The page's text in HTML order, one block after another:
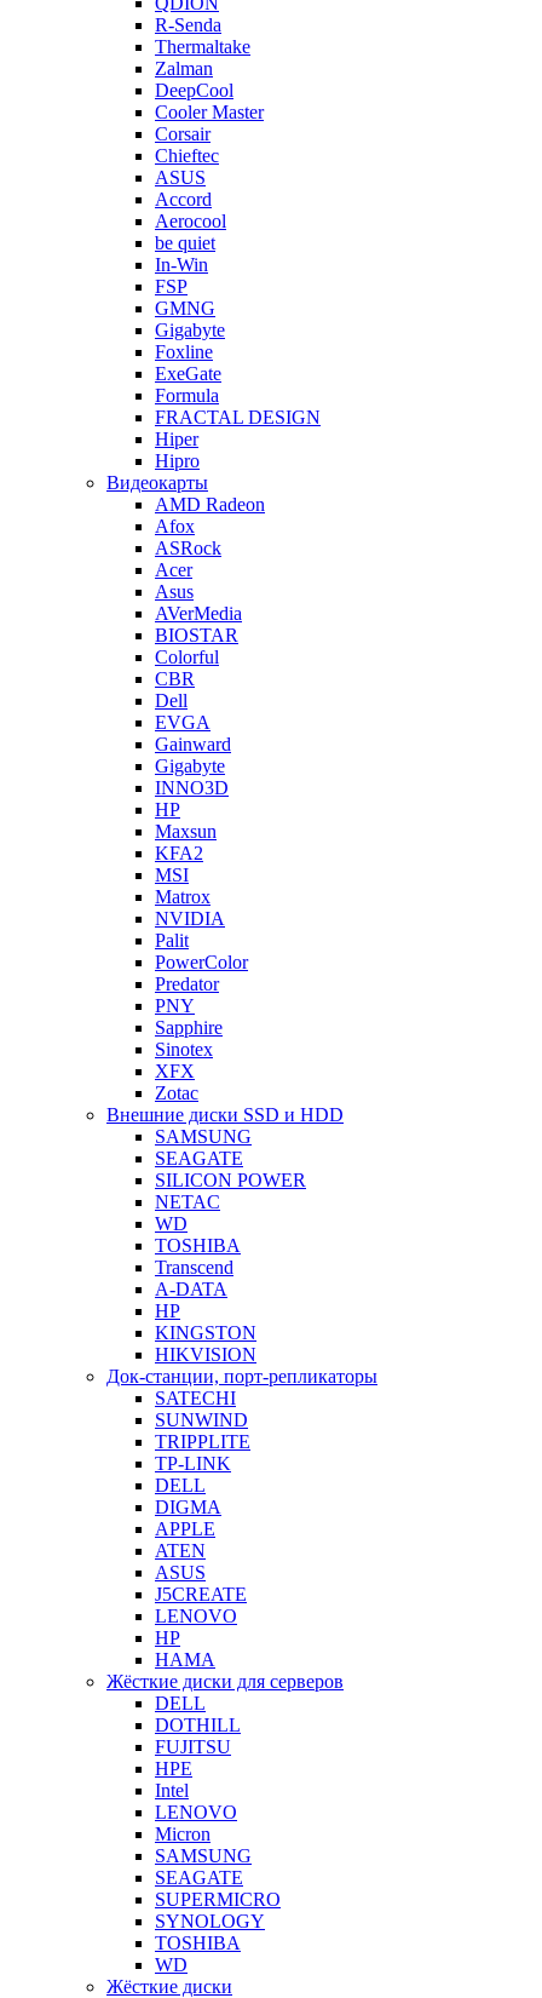
R-Senda
Thermaltake
Zalman
DeepCool
Cooler Master
Corsair
Chieftec
ASUS
Accord
Aerocool
be quiet
In-Win
FSP
GMNG
Gigabyte
Foxline
ExeGate
Formula
FRACTAL DESIGN
Hiper
Hipro
Видеокарты
AMD Radeon
Afox
ASRock
Acer
Asus
AVerMedia
BIOSTAR
Colorful
CBR
Dell
EVGA
Gainward
Gigabyte
INNO3D
HP
Maxsun
KFA2
MSI
Matrox
NVIDIA
Palit
PowerColor
Predator
PNY
Sapphire
Sinotex
XFX
Zotac
Внешние диски SSD и HDD
SAMSUNG
SEAGATE
SILICON POWER
NETAC
WD
TOSHIBA
Transcend
A-DATA
HP
KINGSTON
HIKVISION
Док-станции, порт-репликаторы
SATECHI
SUNWIND
TRIPPLITE
TP-LINK
DELL
DIGMA
APPLE
ATEN
ASUS
J5CREATE
LENOVO
HP
HAMA
Жёсткие диски для серверов
DELL
DOTHILL
FUJITSU
HPE
Intel
LENOVO
Micron
SAMSUNG
SEAGATE
SUPERMICRO
SYNOLOGY
TOSHIBA
WD
Жёсткие диски